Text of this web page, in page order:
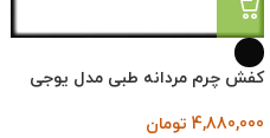
کفش چرم مردانه طبی مدل یوجی
4,880,000 تومان